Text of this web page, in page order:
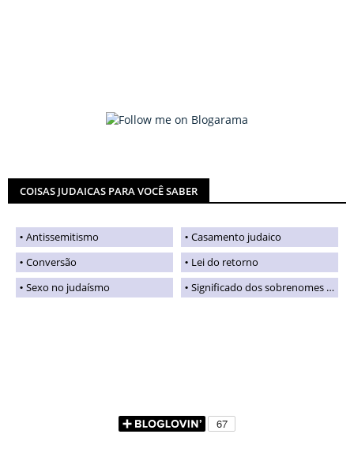
COISAS JUDAICAS PARA VOCÊ SABER
Antissemitismo
Casamento judaico
Conversão
Lei do retorno
Sexo no judaísmo
Significado dos sobrenomes judaicos